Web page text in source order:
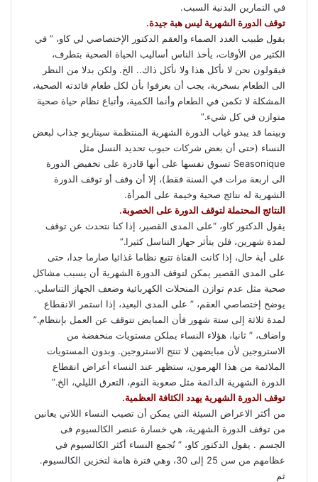
في التمارين البدنية السبب.
توقف الدورة الشهرية ليس هبة جيدة.
يقول طبيب الغدد الصماء والعقم الدكتور الإختصاصي لي كاو، ” في
الكثير من الأوقات، يأخذ الناس أساليب الحياة الصحية بتطرف،
فيقولون نحن لا نأكل هذا ولا نأكل ذاك.. الخ. ولكن بدلا من النظر
الى الطعام بسخرية، يجب أن يعرفوا بأن لكل طعام فائدته الصحية،
المشكلة لا تكمن في الطعام وأنما الكمية، وأتباع نظام حياة صحية
متوازن في كل شيء.”
وبينما قد يبدو غياب الدورة الشهرية المنتظمة سيناريو جذاب لبعض
النساء (حتى أن بعض شركات حبوب تحديد النسل مثل
Seasonique تسوق نفسها على أنها قادرة على تخفيض الدورة
الى اربعة مرات في السنة فقط)، إلا أن وقف أو توقف الدورة
الشهرية له نتائج صحية وخيمة على المرأة.
النتائج المحتملة لتوقف الدورة على الخصوبة.
يقول الدكتور كاو، “على المدى القصير، إذا كنا نتحدث عن توقف
لمدة شهرين، فلن يتأثر جهاز التناسل كثيرا.”
على أية حال، إذا كانت الفتاة تتبع نظاما غذائيا صارما جدا، حتى
على المدى القصير يمكن لتوقف الدورة الشهرية أن يسبب مشاكل
صحية مثل عدم توازن المنحلات الكهربائية وضعف الجهاز التناسلي.
يوضح إختصاصي العقم، ” على المدى البعيد، إذا استمر الانقطاع
لمدة ثلاثة إلى ستة شهور فأن المبايض تتوقف عن العمل بإنتظام.”
واضاف، ” ثانيا، هؤلاء النساء يملكن مستويات منخفضة من
الاستروجين لأن مبايضهن لا تنتج الاستروجين. وبدون المستويات
الملائمة من هذا الهرمون، ستظهر عند النساء أعراض انقطاع
الدورة الشهرية الدائمة مثل صعوبة النوم، التعرق الليلي، الخ.”
توقف الدورة الشهرية يهدد الكثافة العظمية.
من أكثر الاعراض السيئة التي يمكن أن تصيب النساء اللاتي يعانين
من توقف الدورة الشهرية، هي خسارة عنصر الكالسيوم فى
الجسم . يقول الدكتور كاو، ” تُجمع النساء أكثر الكالسيوم في
عظامهم من سن 25 إلى 30، وهي فترة هامة لتخزين الكالسيوم.
ثم